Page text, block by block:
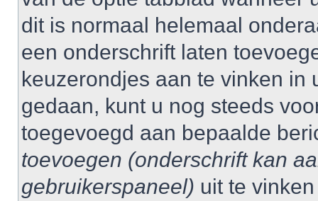
dit is normaal helemaal
een onderschrift laten
keuzerondjes aan te vinken in
gedaan, kunt u nog steeds
toegevoegd aan bepaalde
toevoegen (onderschrift kan
gebruikerspaneel) uit te